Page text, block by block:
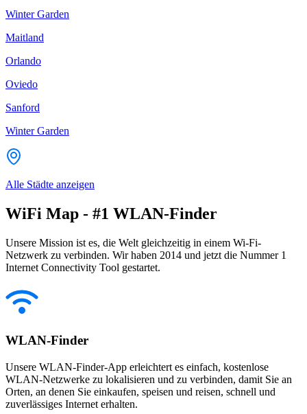
Winter Garden
Maitland
Orlando
Oviedo
Sanford
Winter Garden
Alle Städte anzeigen
WiFi Map - #1 WLAN-Finder
Unsere Mission ist es, die Welt gleichzeitig in einem Wi-Fi-
Netzwerk zu verbinden. Wir haben 2014 und jetzt die Nummer 1
Internet Connectivity Tool gestartet.
WLAN-Finder
Unsere WLAN-Finder-App erleichtert es einfach, kostenlose
WLAN-Netzwerke zu lokalisieren und zu verbinden, damit Sie an
Orten, an denen Sie einkaufen, speisen und reisen, schnell und
zuverlässiges Internet erhalten.